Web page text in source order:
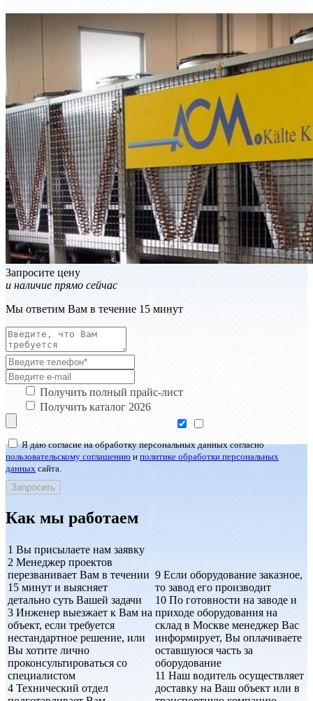
Запросите цену
и наличие прямо сейчас
Мы ответим Вам в течение 15 минут
Получить полный прайс-лист
Получить каталог 2026
Я даю согласие на обработку персональных данных согласно
пользовательскому соглашению и политике обработки персональных
данных сайта.
Как мы работаем
1 Вы присылаете нам заявку
2 Менеджер проектов
перезванивает Вам в течении
15 минут и выясняет
детально суть Вашей задачи
3 Инженер выезжает к Вам на
объект, если требуется
нестандартное решение, или
Вы хотите лично
проконсультироваться со
специалистом
4 Технический отдел
9 Если оборудование заказное,
то завод его производит
10 По готовности на заводе и
приходе оборудования на
склад в Москве менеджер Вас
информирует, Вы оплачиваете
оставшуюся часть за
оборудование
11 Наш водитель осуществляет
доставку на Ваш объект или в